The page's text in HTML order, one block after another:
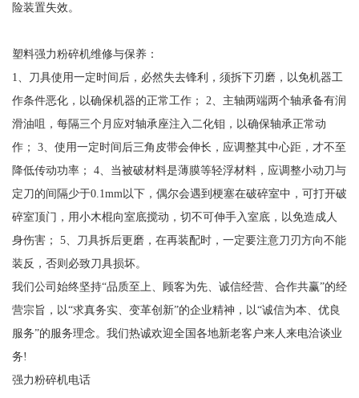
险装置失效。
塑料强力粉碎机维修与保养：
1、刀具使用一定时间后，必然失去锋利，须拆下刃磨，以免机器工
作条件恶化，以确保机器的正常工作； 2、主轴两端两个轴承备有润
滑油咀，每隔三个月应对轴承座注入二化钼，以确保轴承正常动
作； 3、使用一定时间后三角皮带会伸长，应调整其中心距，才不至
降低传动功率； 4、当被破材料是薄膜等轻浮材料，应调整小动刀与
定刀的间隔少于0.1mm以下，偶尔会遇到梗塞在破碎室中，可打开破
碎室顶门，用小木棍向室底搅动，切不可伸手入室底，以免造成人
身伤害； 5、刀具拆后更磨，在再装配时，一定要注意刀刃方向不能
装反，否则必致刀具损坏。
我们公司始终坚持“品质至上、顾客为先、诚信经营、合作共赢”的经
营宗旨，以“求真务实、变革创新”的企业精神，以“诚信为本、优良
服务”的服务理念。我们热诚欢迎全国各地新老客户来人来电洽谈业
务!
强力粉碎机电话